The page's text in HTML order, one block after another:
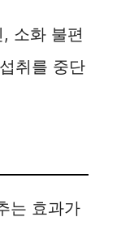
소화 불편
취를 중단
는 효과가